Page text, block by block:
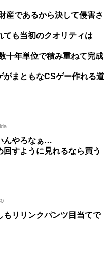
産であるから決して侵害さ
ても当初のクオリティは
十年単位で積み重ねて完成
がまともなCSゲー作れる道
んやろなぁ…
すように見れるなら買う
リリンクパンツ目当てで